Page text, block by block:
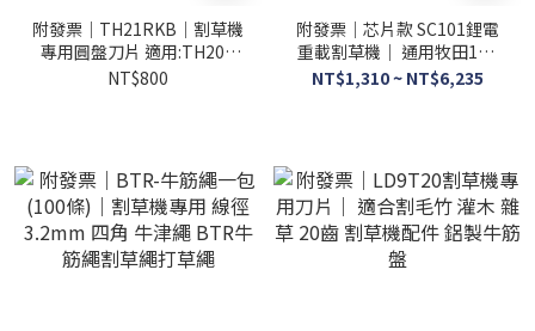
附發票｜TH21RKB｜割草機
專用圓盤刀片 適用:TH20B
TH21P TR21IE 四行程 引擎
NT$800
附發票｜芯片款 SC101鋰電
重載割草機｜ 通用牧田18V
鋰電無刷重載割草機
NT$1,310 ~ NT$6,235